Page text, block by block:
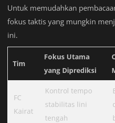
Untuk memudahkan
fokus taktis yang mungkin
ini.
Tim
Fokus Utama
yang Diprediksi
FC
Kairat
Kontrol tempo
stabilitas lini
tengah